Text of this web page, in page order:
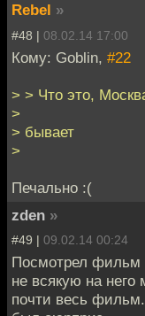
Rebel »
#48 | 08.02.14 17:00
Кому: Goblin, #22
> > Что это,
>
> бывает
>
Печально :(
zden »
#49 | 09.02.14 00:24
Посмотрел фильм
не всякую на него
почти весь